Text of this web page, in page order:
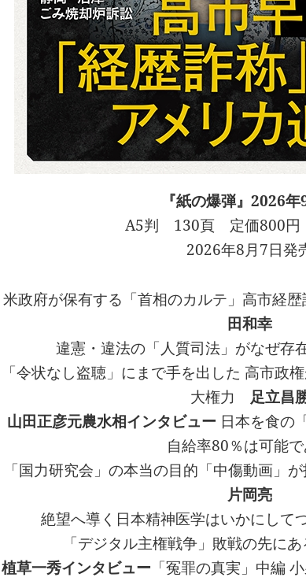
『紙の爆弾』2026
A5判 130頁 定価800円
2026年8月7日発
米政府が保有する「首相のカルテ」高市経
田和幸
違憲・違法の「人質司法」がなぜ
「令状なし盗聴」にまで手を出した 高市政
大権力 足立昌
山田正彦元農水相インタビュー 日本を食の
自給率80％は可能
「国力研究会」の本当の目的「中傷動画」
片岡亮
絶望へ導く日本精神医学はいかにして
「デジタル主権戦争」敗戦の先に
植草一秀インタビュー 「冤罪の真実」中編